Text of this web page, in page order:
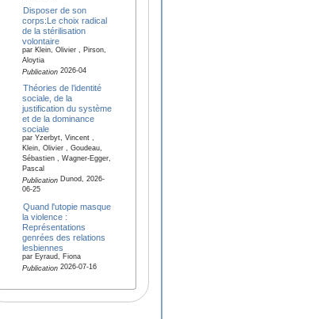
Disposer de son
corps:Le choix radical
de la stérilisation
volontaire
par Klein, Olivier , Pirson,
Aloytia
Publication2026-04
Théories de l’identité
sociale, de la
justification du système
et de la dominance
sociale
par Yzerbyt, Vincent ,
Klein, Olivier , Goudeau,
Sébastien , Wagner-Egger,
Pascal
PublicationDunod, 2026-
06-25
Quand l'utopie masque
la violence :
Représentations
genrées des relations
lesbiennes
par Eyraud, Fiona
Publication2026-07-16